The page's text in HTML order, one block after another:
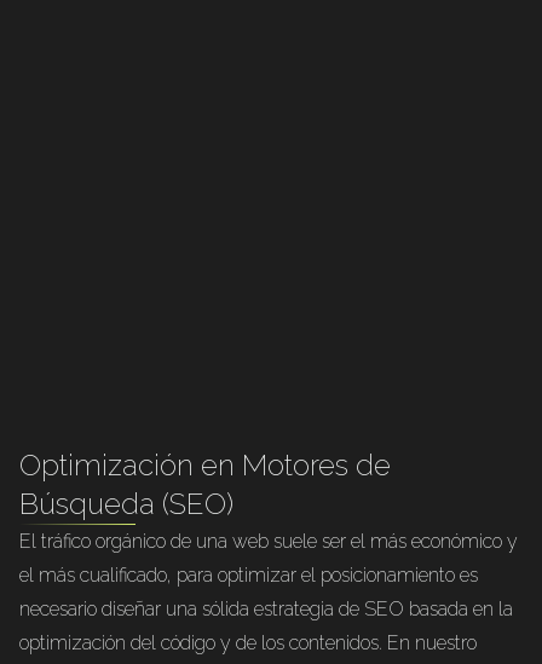
Optimización en Motores de
Búsqueda (SEO)
El tráfico orgánico de una web suele ser el más económico y
el más cualificado, para optimizar el posicionamiento es
necesario diseñar una sólida estrategia de SEO basada en la
optimización del código y de los contenidos. En nuestro